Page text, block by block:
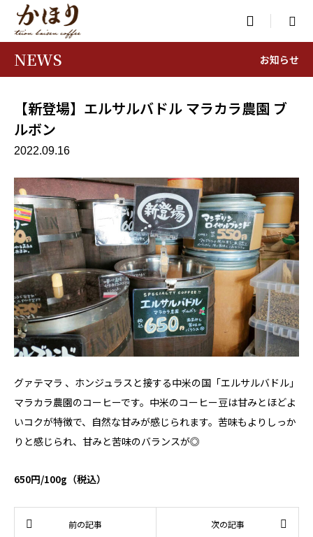

NEWS お知らせ
【新登場】エルサルバドル マラカラ農園 ブ
ルボン
2022.09.16
グァテマラ 、ホンジュラスと接する中米の国「エルサルバドル」
マラカラ農園のコーヒーです。中米のコーヒー豆は甘みとほどよ
いコクが特徴で、自然な甘みが感じられます。苦味もよりしっか
りと感じられ、甘みと苦味のバランスが◎
650円/100g（税込）